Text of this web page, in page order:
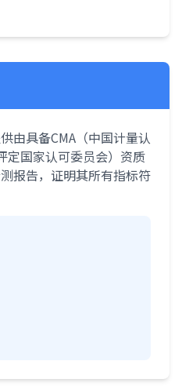
由具备CMA（中国计量认
定国家认可委员会）资质
报告，证明其所有指标符